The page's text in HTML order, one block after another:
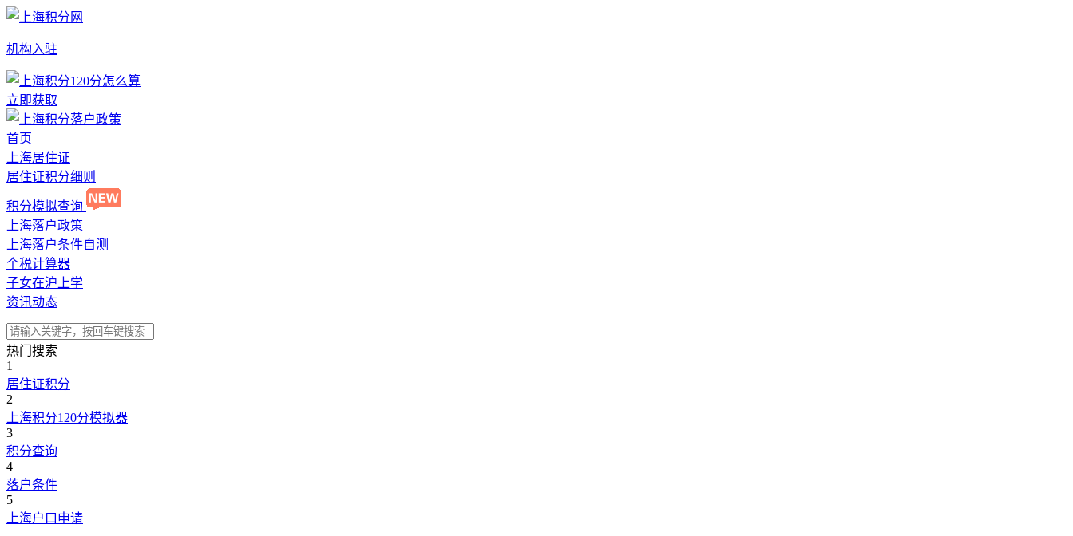
机构入驻
立即获取
首页
上海居住证
居住证积分细则
积分模拟查询
上海落户政策
上海落户条件自测
个税计算器
子女在沪上学
资讯动态
热门搜索
1
居住证积分
2
上海积分120分模拟器
3
积分查询
4
落户条件
5
上海户口申请